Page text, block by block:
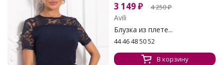
3 149₽ 4 250₽
Avili
Блузка из плете...
44 46 48 50 52
В корзину